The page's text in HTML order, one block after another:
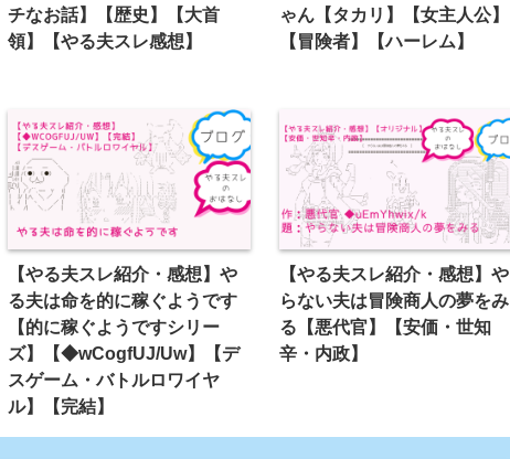
チなお話】【歴史】【大首
領】【やる夫スレ感想】
ゃん【タカリ】【女主人公】
【冒険者】【ハーレム】
【やる夫スレ紹介・感想】や
る夫は命を的に稼ぐようです
【的に稼ぐようですシリー
ズ】【◆wCogfUJ/Uw】【デ
スゲーム・バトルロワイヤ
ル】【完結】
【やる夫スレ紹介・感想】や
らない夫は冒険商人の夢をみ
る【悪代官】【安価・世知
辛・内政】